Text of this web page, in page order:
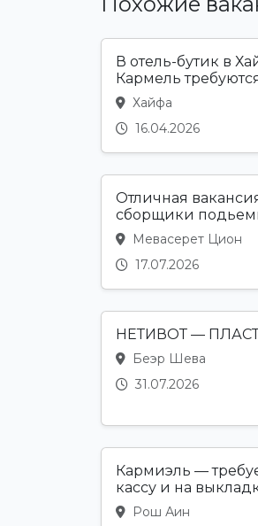
В отель-бутик в
Кармель
Хайфа
16.04.2026
Отличная
сборщики
Мевасерет Цион
17.07.2026
НЕТИВОТ —
Беэр Шева
31.07.2026
Кармиэль —
кассу и на
Рош Аин